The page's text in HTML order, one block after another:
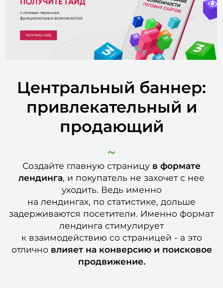
Центральный баннер:
привлекательный и
продающий
Создайте главную страницу в формате
лендинга, и покупатель не захочет с нее
уходить. Ведь именно
на лендингах, по статистике, дольше
задерживаются посетители. Именно формат
лендинга стимулирует
к взаимодействию со страницей - а это
отлично влияет на конверсию и поисковое
продвижение.